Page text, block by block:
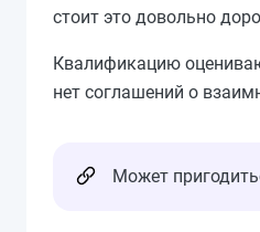
стоит это довольно
Квалификацию
нет соглашений о
Может